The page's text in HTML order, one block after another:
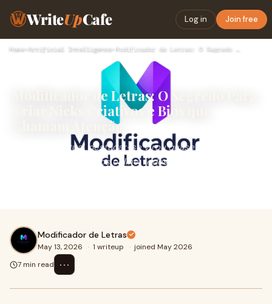
WriteUpCafe Log in Join free
Home›Artificial Intelligence›
Modificador de Letras: O Segredo Para
Criar Nicks Criativos e Bios que
Chamam Atenção
Na internet atual, destacar-se virou quase uma
necessidade. Em jogos online, redes sociais e aplicativos
Modificador de Letras
May 13, 2026 · 1 writeup · joined May 2026
7 min read
⋯